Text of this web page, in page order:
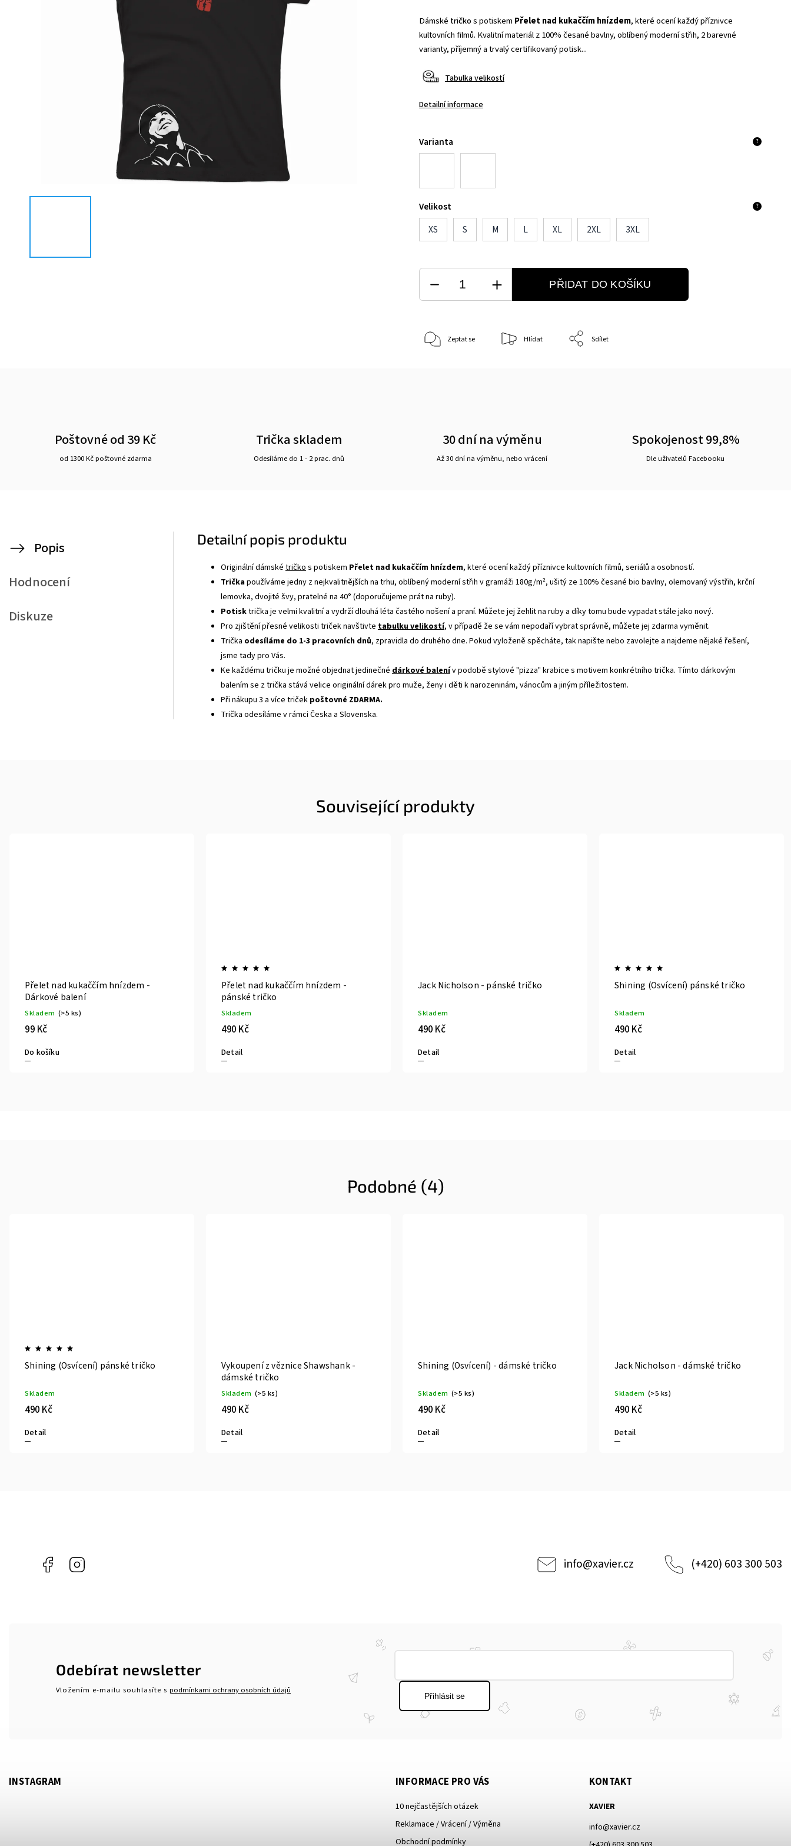
Dámské tričkos potiskem Přelet nad kukaččím hnízdem, které ocení každý příznivce
kultovních filmů. Kvalitní materiál z 100% česané bavlny, oblíbený moderní střih, 2 barevné
varianty, příjemný a trvalý certifikovaný potisk...
Tabulka velikostí
Detailní informace
Varianta ?
Velikost ?
XS S M L XL 2XL 3XL
PŘIDAT DO KOŠÍKU
Zeptat se Hlídat Sdílet
Poštovné od 39 Kč
od 1300 Kč poštovné zdarma
Trička skladem
Odesíláme do 1 - 2 prac. dnů
30 dní na výměnu
Až 30 dní na výměnu, nebo vrácení
Spokojenost 99,8%
Dle uživatelů Facebooku
Popis
Hodnocení
Diskuze
Detailní popis produktu
Originální dámské tričko s potiskem Přelet nad kukaččím hnízdem, které ocení každý příznivce kultovních filmů, seriálů a osobností.
Tričkapoužíváme jedny z nejkvalitnějších na trhu, oblíbený moderní střih v gramáži 180g/m², ušitý ze 100% česané bio bavlny, olemovaný výstřih, krční
lemovka, dvojité švy, pratelné na 40° (doporučujeme prát na ruby).
Potisktrička je velmi kvalitní a vydrží dlouhá léta častého nošení a praní. Můžete jej žehlit na ruby a díky tomu bude vypadat stále jako nový.
Pro zjištění přesné velikosti triček navštivte tabulku velikostí, v případě že se vám nepodaří vybrat správně, můžete jej zdarma vyměnit.
Trička odesíláme do 1-3 pracovních dnů, zpravidla do druhého dne. Pokud vyloženě spěcháte, tak napište nebo zavolejte a najdeme nějaké řešení,
jsme tady pro Vás.
Ke každému tričku je možné objednat jedinečné dárkové balenív podobě stylové "pizza" krabice s motivem konkrétního trička. Tímto dárkovým
balením se z trička stává velice originální dárek pro muže, ženy i děti k narozeninám, vánocům a jiným příležitostem.
Při nákupu 3 a více triček poštovné ZDARMA.
Trička odesíláme v rámci Česka a Slovenska.
Související produkty
Přelet nad kukaččím hnízdem -
Dárkové balení
Skladem (>5 ks)
99 Kč
Do košíku
Přelet nad kukaččím hnízdem -
pánské tričko
Skladem
490 Kč
Detail
Jack Nicholson - pánské tričko
Skladem
490 Kč
Detail
Shining (Osvícení) pánské tričko
Skladem
490 Kč
Detail
Podobné (4)
Shining (Osvícení) pánské tričko
Skladem
490 Kč
Detail
Vykoupení z věznice Shawshank -
dámské tričko
Skladem (>5 ks)
490 Kč
Detail
Shining (Osvícení) - dámské tričko
Skladem (>5 ks)
490 Kč
Detail
Jack Nicholson - dámské tričko
Skladem (>5 ks)
490 Kč
Detail
Facebook info@xavier.cz (+420) 603 300 503
Odebírat newsletter
Vložením e-mailu souhlasíte s podmínkami ochrany osobních údajů
Přihlásit se
INSTAGRAM INFORMACE PRO VÁS
10 nejčastějších otázek
Reklamace / Vrácení / Výměna
Obchodní podmínky
KONTAKT
XAVIER
info@xavier.cz